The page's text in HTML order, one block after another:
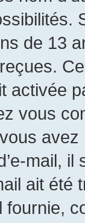
de 13
activée
vous
mail,
ait
fournie,